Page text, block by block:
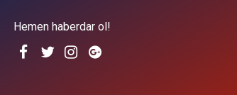
Hemen haberdar ol!